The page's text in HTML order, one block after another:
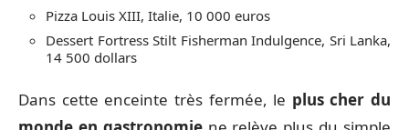
Pizza Louis XIII, Italie, 10 000 euros
Dessert Fortress Stilt Fisherman Indulgence, Sri Lanka,
14 500 dollars
Dans cette enceinte très fermée, le plus cher du